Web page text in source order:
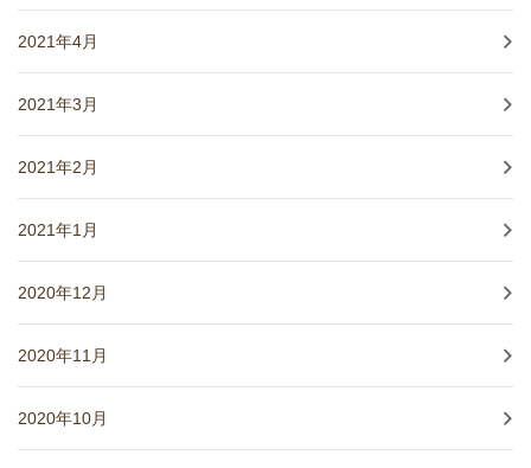
2021年4月
2021年3月
2021年2月
2021年1月
2020年12月
2020年11月
2020年10月